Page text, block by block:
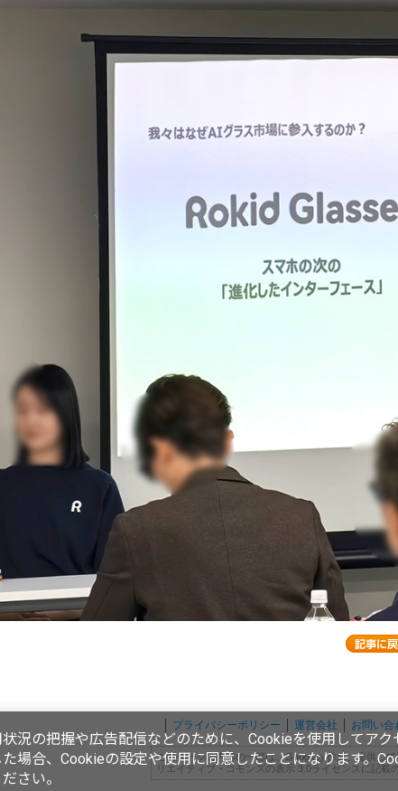
プライバシーポリシー 運営会社 お問い合
このページの内容の一部は、Googleが作成、提供し
リエイティブ・コモンズの表示 3.0ライセンスに記載
況の把握や広告配信などのために、Cookieを使用してア
場合、Cookieの設定や使用に同意したことになります。
さい。